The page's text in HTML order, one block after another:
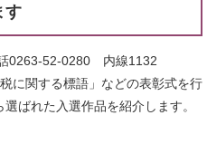
す
0263-52-0280 内線1132
に関する標語」などの表彰式を行
ばれた入選作品を紹介します。